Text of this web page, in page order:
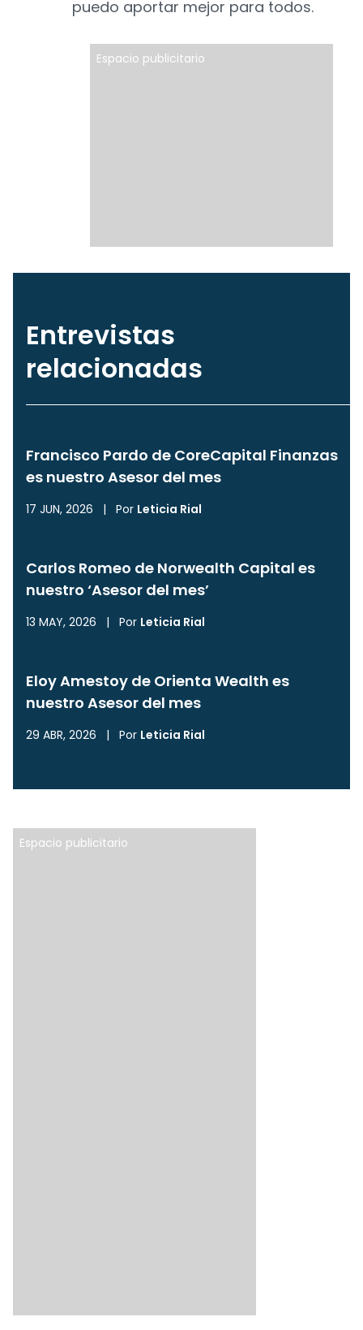
puedo aportar mejor para todos.
Espacio publicitario
Entrevistas
relacionadas
Francisco Pardo de CoreCapital Finanzas
es nuestro Asesor del mes
17 JUN, 2026 | Por Leticia Rial
Carlos Romeo de Norwealth Capital es
nuestro ‘Asesor del mes’
13 MAY, 2026 | Por Leticia Rial
Eloy Amestoy de Orienta Wealth es
nuestro Asesor del mes
29 ABR, 2026 | Por Leticia Rial
Espacio publicitario